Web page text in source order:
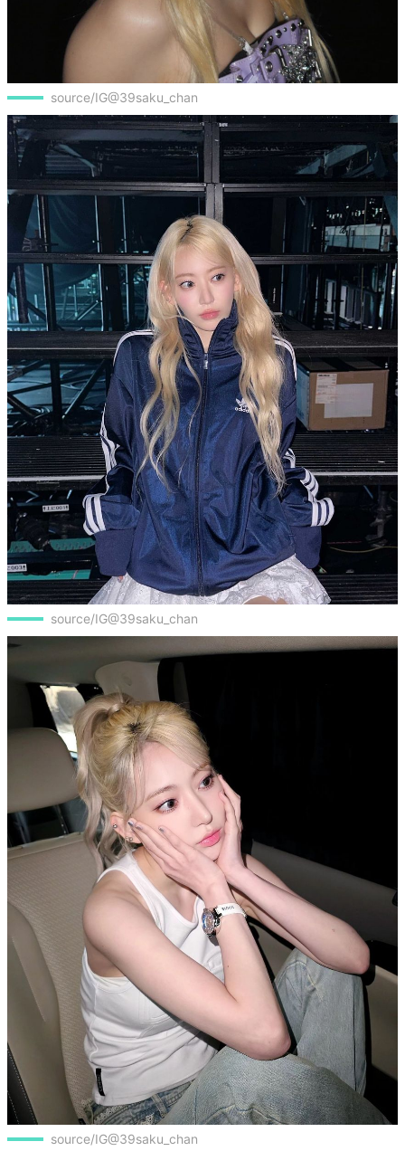
source/IG@39saku_chan
source/IG@39saku_chan
source/IG@39saku_chan